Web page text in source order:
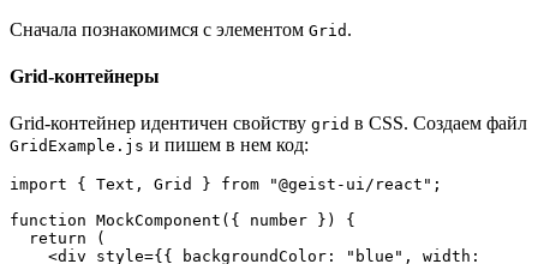
Сначала познакомимся с элементом Grid .
Grid-контейнеры
Grid-контейнер идентичен свойству grid в CSS. Создаем файл
GridExample.js и пишем в нем код:
import { Text, Grid } from "@geist-ui/react";
function MockComponent({ number }) {
  return (